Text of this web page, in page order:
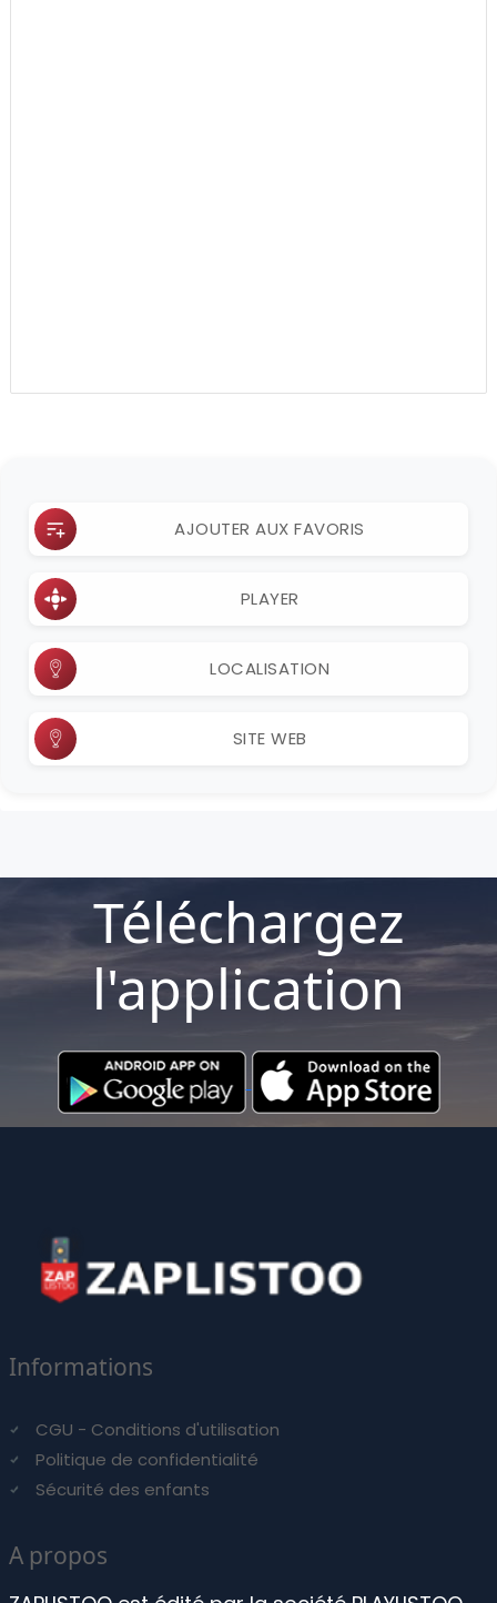
AJOUTER AUX FAVORIS
PLAYER
LOCALISATION
SITE WEB
Téléchargez
l'application
Informations
CGU - Conditions d'utilisation
Politique de confidentialité
Sécurité des enfants
A propos